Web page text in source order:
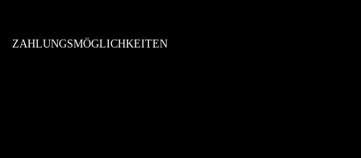
ZAHLUNGSMÖGLICHKEITEN